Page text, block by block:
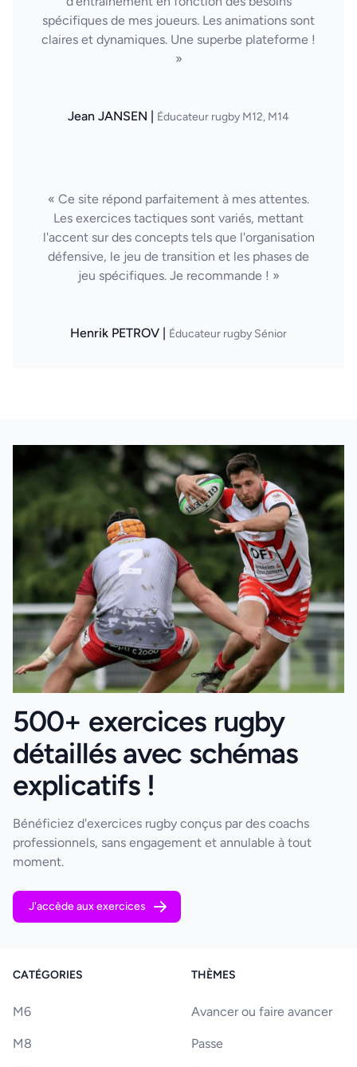
spécifiques de mes joueurs. Les animations sont
claires et dynamiques. Une superbe plateforme !
»
Jean JANSEN | Éducateur rugby M12, M14
« Ce site répond parfaitement à mes attentes.
Les exercices tactiques sont variés, mettant
l'accent sur des concepts tels que l'organisation
défensive, le jeu de transition et les phases de
jeu spécifiques. Je recommande ! »
Henrik PETROV | Éducateur rugby Sénior
500+ exercices rugby
détaillés avec schémas
explicatifs !
Bénéficiez d'exercices rugby conçus par des coachs
professionnels, sans engagement et annulable à tout
moment.
J'accède aux exercices
CATÉGORIES
M6
M8
THÈMES
Avancer ou faire avancer
Passe